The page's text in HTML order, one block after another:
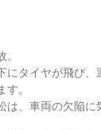
にタイヤが飛び
。
は、車両の欠陥